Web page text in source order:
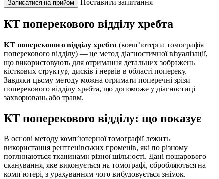
Записатися на прийом Поставити запитання
КТ поперекового відділу хребта
КТ поперекового відділу хребта (комп’ютерна томографія
поперекового відділу) — це метод діагностичної візуалізації,
що використовують для отримання детальних зображень
кісткових структур, дисків і нервів в області попереку.
Завдяки цьому методу можна отримати поперечні зрізи
поперекового відділу хребта, що допоможе у діагностиці
захворювань або травм.
КТ поперекового відділу: що показує
В основі методу комп’ютерної томографії лежить
використання рентгенівських променів, які по різному
поглинаються тканинами різної щільності. Дані пошарового
сканування, яке виконується на томографі, обробляються на
комп’ютері, з урахуванням чого вибудовується знімок.